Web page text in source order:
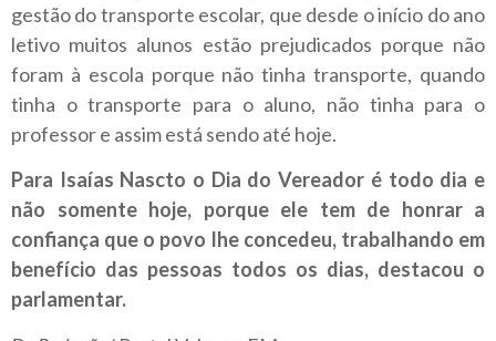
gestão do transporte escolar, que desde o início do ano
letivo muitos alunos estão prejudicados porque não
foram à escola porque não tinha transporte, quando
tinha o transporte para o aluno, não tinha para o
professor e assim está sendo até hoje.
Para Isaías Nascto o Dia do Vereador é todo dia e
não somente hoje, porque ele tem de honrar a
confiança que o povo lhe concedeu, trabalhando em
benefício das pessoas todos os dias, destacou o
parlamentar.